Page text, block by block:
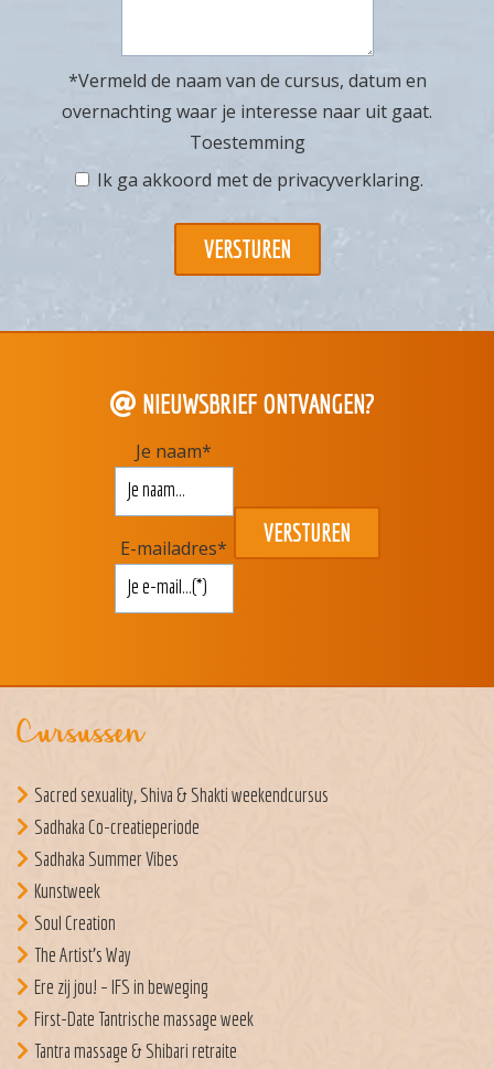
*Vermeld de naam van de cursus, datum en
overnachting waar je interesse naar uit gaat.
Toestemming
Ik ga akkoord met de privacyverklaring.
NIEUWSBRIEF ONTVANGEN?
Je naam*
E-mailadres*
Cursussen
Sacred sexuality, Shiva & Shakti weekendcursus
Sadhaka Co-creatieperiode
Sadhaka Summer Vibes
Kunstweek
Soul Creation
The Artist’s Way
Ere zij jou! – IFS in beweging
First-Date Tantrische massage week
Tantra massage & Shibari retraite